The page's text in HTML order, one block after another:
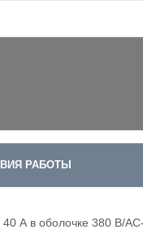
РАБОТЫ
А в оболочке 380 В/